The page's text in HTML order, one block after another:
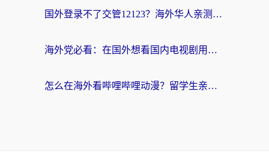
国外登录不了交管12123？海外华人亲测有效的回国加速器选择指南
海外党必看：在国外想看国内电视剧用什么软件？3步解决地域限制
怎么在海外看哔哩哔哩动漫？留学生亲测有效的回国加速方案